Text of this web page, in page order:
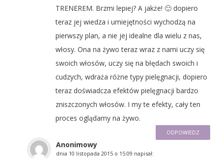
TRENEREM. Brzmi lepiej? A jakże! 🙂 dopiero
teraz jej wiedza i umiejętności wychodzą na
pierwszy plan, a nie jej idealne dla wielu z nas,
włosy. Ona na żywo teraz wraz z nami uczy się
swoich włosów, uczy się na błędach swoich i
cudzych, wdraża różne typy pielęgnacji, dopiero
teraz doświadcza efektów pielęgnacji bardzo
zniszczonych włosów. I my te efekty, cały ten
proces oglądamy na żywo.
ODPOWIEDZ
Anonimowy
dnia 10 listopada 2015 o 15:09 napisał: